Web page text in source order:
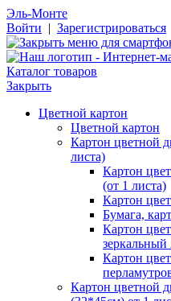
Эль-Монте
Войти | Зарегистрироваться
Каталог товаров
Закрыть
Цветной картон
Цветной картон
Картон цветной
листа)
Картон
(от 1 листа)
Картон
Бумага,
Картон
Картон
Картон цветной